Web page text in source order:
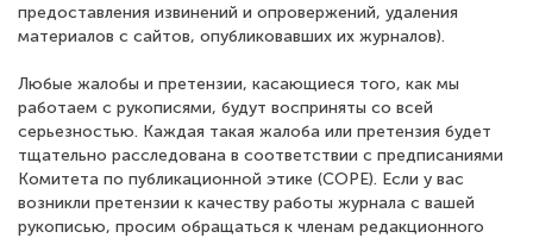
предоставления извинений и опровержений, удаления
материалов с сайтов, опубликовавших их журналов).
Любые жалобы и претензии, касающиеся того, как мы
работаем с рукописями, будут восприняты со всей
серьезностью. Каждая такая жалоба или претензия будет
тщательно расследована в соответствии с предписаниями
Комитета по публикационной этике (COPE). Если у вас
возникли претензии к качеству работы журнала с вашей
рукописью, просим обращаться к членам редакционного